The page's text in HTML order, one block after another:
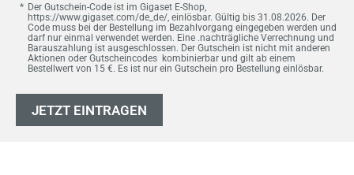
Der Gutschein-Code ist im Gigaset E-Shop,
https://www.gigaset.com/de_de/, einlösbar. Gültig bis 31.08.2026. Der
Code muss bei der Bestellung im Bezahlvorgang eingegeben werden und
darf nur einmal verwendet werden. Eine .nachträgliche Verrechnung und
Barauszahlung ist ausgeschlossen. Der Gutschein ist nicht mit anderen
Aktionen oder Gutscheincodes kombinierbar und gilt ab einem
Bestellwert von 15 €. Es ist nur ein Gutschein pro Bestellung einlösbar.
JETZT EINTRAGEN